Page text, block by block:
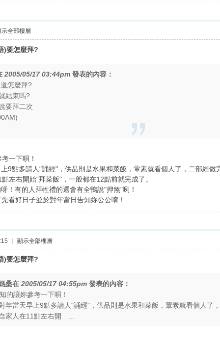
示全部樓層
)要怎麼拜?
2005/05/17 03:44pm 發表的內容：
怎麼拜?
結束嗎?
要拜二次
一下唄！
9點多請人"誦經"，供品則是水果和菜飯，葷素就看個人了，二部經做
左右開始"拜菜飯"，一般都在12點前就完成了。
！有的人拜牲禮的還會有全鴨說"押煞"咧！
看好日子並於對年當日告知妳公公唷！
| 顯示全部樓層
)要怎麼拜?
桑在 2005/05/17 04:55pm 發表的內容：
的讓妳參考一下唄！
年當天早上9點多請人"誦經"，供品則是水果和菜飯，葷素就看個人了
家人在11點左右開 ...